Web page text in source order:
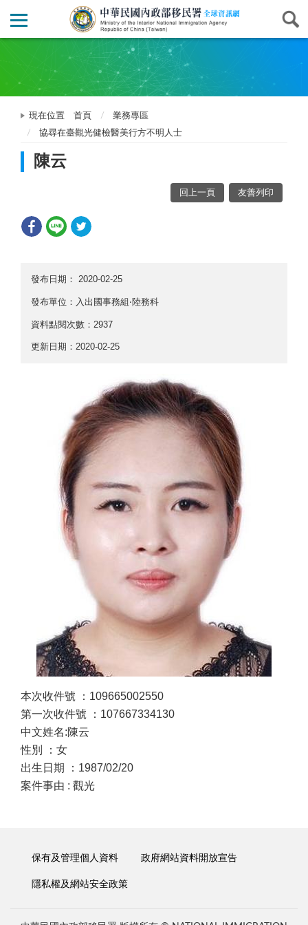
現在位置 首頁
業務專區
協尋在臺觀光健檢醫美行方不明人士
陳云
回上一頁 友善列印
發布日期： 2020-02-25
發布單位：入出國事務組‧陸務科
資料點閱次數：2937
更新日期：2020-02-25
本次收件號 ：109665002550
第一次收件號 ：107667334130
中文姓名:陳云
性別 ：女
出生日期 ：1987/02/20
案件事由 : 觀光
保有及管理個人資料 政府網站資料開放宣告
隱私權及網站安全政策